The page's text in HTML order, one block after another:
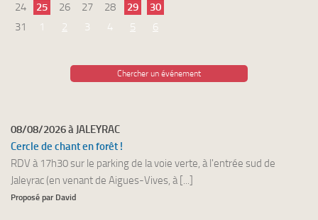
24
25 26 27 28 29
30
31
1 2 3 4 5 6
Chercher un événement
08/08/2026 à JALEYRAC
Cercle de chant en forêt !
RDV à 17h30 sur le parking de la voie verte, à l'entrée sud de
Jaleyrac (en venant de Aigues-Vives, à [...]
Proposé par David